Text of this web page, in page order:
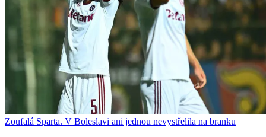
Zoufalá Sparta. V Boleslavi ani jednou nevystřelila na branku